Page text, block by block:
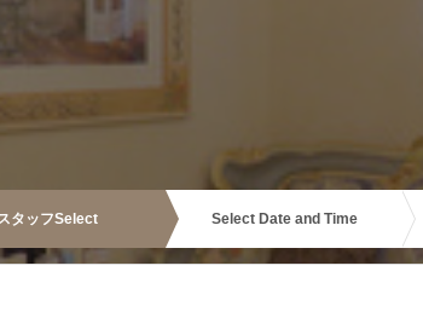
タッフSelect Select Date and Time